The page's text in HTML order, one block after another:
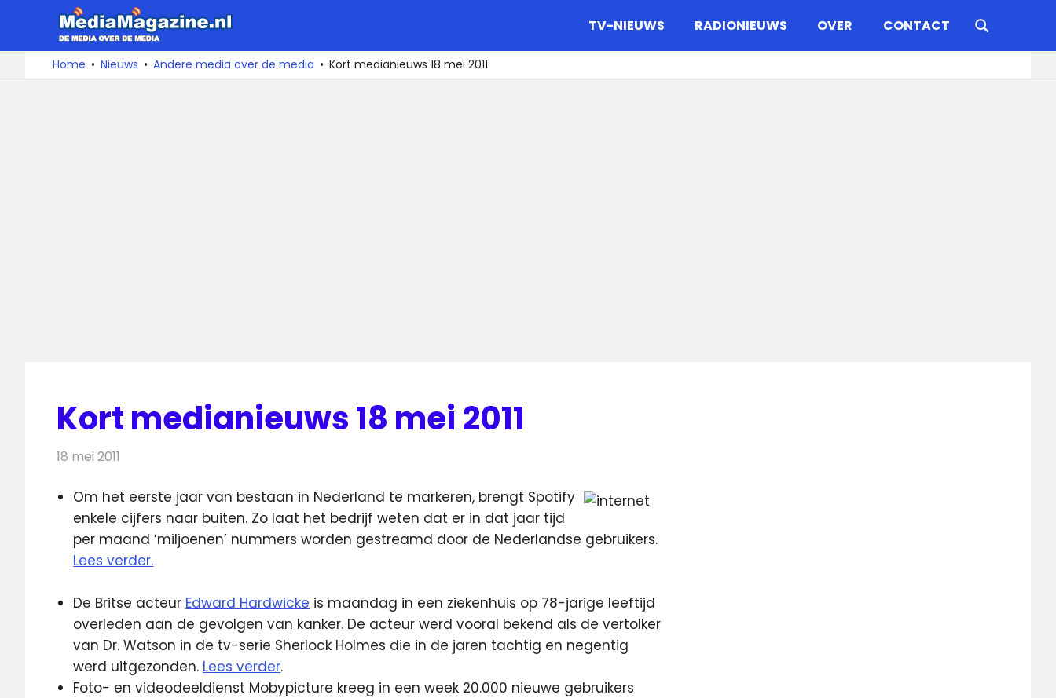
naar
De
media
over
TV-NIEUWS RADIONIEUWS OVER CONTACT
Home Nieuws Andere media over de media Kort medianieuws 18 mei 2011
Kort medianieuws 18 mei 2011
18 mei 2011
Om het eerste jaar van bestaan in Nederland te markeren, brengt Spotify
enkele cijfers naar buiten. Zo laat het bedrijf weten dat er in dat jaar tijd
per maand ‘miljoenen’ nummers worden gestreamd door de Nederlandse gebruikers.
Lees verder.
De Britse acteur Edward Hardwicke is maandag in een ziekenhuis op 78-jarige leeftijd
overleden aan de gevolgen van kanker. De acteur werd vooral bekend als de vertolker
van Dr. Watson in de tv-serie Sherlock Holmes die in de jaren tachtig en negentig
werd uitgezonden. Lees verder.
Foto- en videodeeldienst Mobypicture kreeg in een week 20.000 nieuwe gebruikers